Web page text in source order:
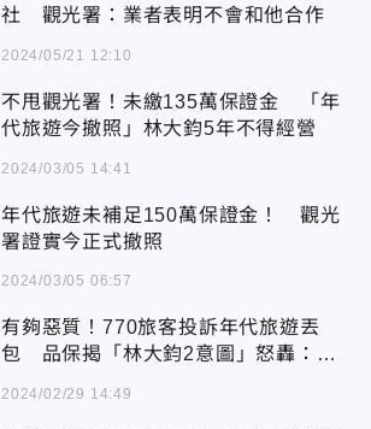
社 觀光署：業者表明不會和他合作
2024/05/21 12:10
不甩觀光署！未繳135萬保證金 「年
代旅遊今撤照」林大鈞5年不得經營
2024/03/05 14:41
年代旅遊未補足150萬保證金！ 觀光
署證實今正式撤照
2024/03/05 06:57
有夠惡質！770旅客投訴年代旅遊丟
包 品保揭「林大鈞2意圖」怒轟：演
2024/02/29 14:49